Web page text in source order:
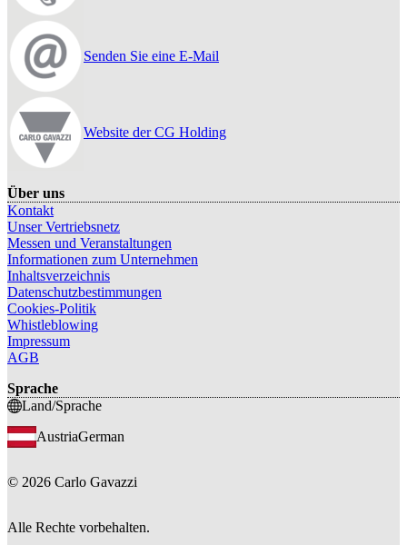
Senden Sie eine E-Mail
Website der CG Holding
Über uns
Kontakt
Unser Vertriebsnetz
Messen und Veranstaltungen
Informationen zum Unternehmen
Inhaltsverzeichnis
Datenschutzbestimmungen
Cookies-Politik
Whistleblowing
Impressum
AGB
Sprache
Land/Sprache
AustriaGerman
© 2026 Carlo Gavazzi
Alle Rechte vorbehalten.